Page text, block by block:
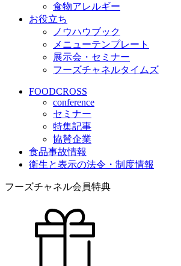
食物アレルギー
お役立ち
ノウハウブック
メニューテンプレート
展示会・セミナー
フーズチャネルタイムズ
FOODCROSS
conference
セミナー
特集記事
協賛企業
食品事故情報
衛生と表示の法令・制度情報
フーズチャネル会員特典